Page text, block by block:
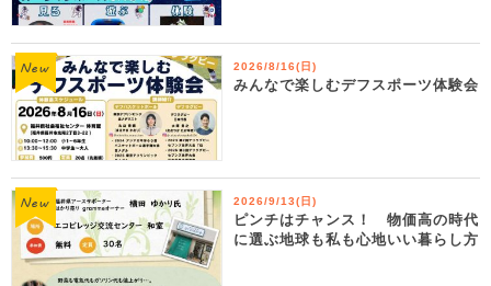
2026/8/16(日)
みんなで楽しむデフスポーツ体験会
2026/9/13(日)
ピンチはチャンス！ 物価高の時代
に選ぶ地球も私も心地いい暮らし方